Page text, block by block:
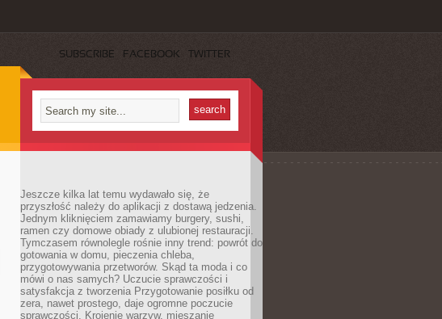
SUBSCRIBE FACEBOOK TWITTER
Jeszcze kilka lat temu wydawało się, że
przyszłość należy do aplikacji z dostawą jedzenia.
Jednym kliknięciem zamawiamy burgery, sushi,
ramen czy domowe obiady z ulubionej restauracji.
Tymczasem równolegle rośnie inny trend: powrót do
gotowania w domu, pieczenia chleba,
przygotowywania przetworów. Skąd ta moda i co
mówi o nas samych? Uczucie sprawczości i
satysfakcja z tworzenia Przygotowanie posiłku od
zera, nawet prostego, daje ogromne poczucie
sprawczości. Krojenie warzyw, mieszanie